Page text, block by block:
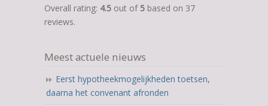
rating
based
ratings
Overall rating: 4.5 out of 5 based on 37
reviews.
Meest actuele nieuws
Eerst hypotheekmogelijkheden toetsen,
daarna het convenant afronden